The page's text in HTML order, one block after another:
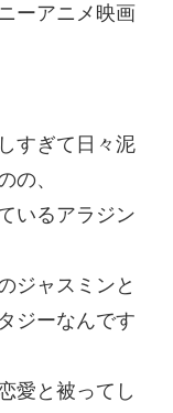
ーアニメ映画
すぎて日々泥
の、
いるアラジン
ジャスミンと
ジーなんです
愛と被ってし